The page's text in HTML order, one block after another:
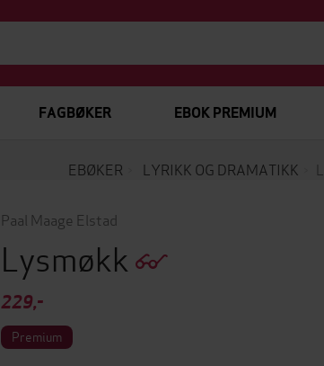
FAGBØKER EBOK PREMIUM
EBØKER LYRIKK OG DRAMATIKK
Paal Maage Elstad
Lysmøkk
229,-
Premium